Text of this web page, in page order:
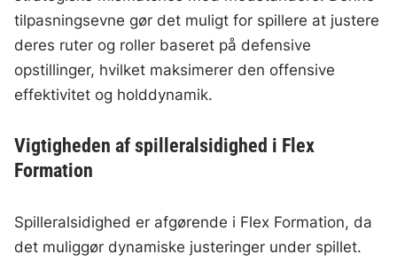
tilpasningsevne gør det muligt for spillere at justere
deres ruter og roller baseret på defensive
opstillinger, hvilket maksimerer den offensive
effektivitet og holddynamik.
Vigtigheden af spilleralsidighed i Flex
Formation
Spilleralsidighed er afgørende i Flex Formation, da
det muliggør dynamiske justeringer under spillet.